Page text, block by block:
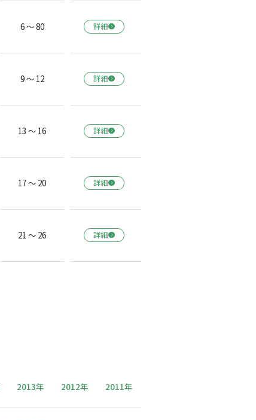
6 ～ 80 詳細
9 ～ 12 詳細
13 ～ 16 詳細
17 ～ 20 詳細
21 ～ 26 詳細
2013年 2012年 2011年